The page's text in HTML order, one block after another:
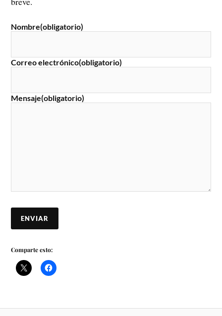
Nombre(obligatorio)
Correo electrónico(obligatorio)
Mensaje(obligatorio)
ENVIAR
Comparte esto: